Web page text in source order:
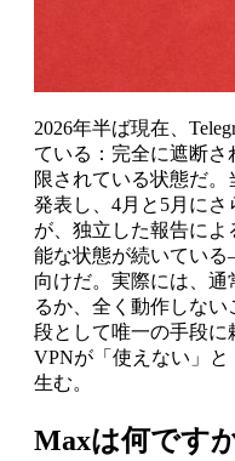
2026年半ば現在、
ている：完全に遮断さ
限されている状態だ
発表し、4月と5月に
が、独立した報告に
能な状態が続いてい
向けだ。実際には、通
るか、全く動作しな
段として唯一の手段に
VPNが「使えない」
生む。
Maxは何です